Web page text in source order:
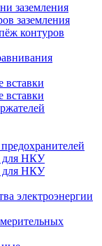
заземления
заземления
контуров
вставки
вставки
для НКУ
для НКУ
электроэнергии